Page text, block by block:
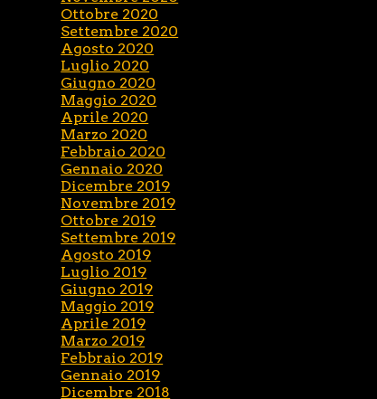
Ottobre 2020
Settembre 2020
Agosto 2020
Luglio 2020
Giugno 2020
Maggio 2020
Aprile 2020
Marzo 2020
Febbraio 2020
Gennaio 2020
Dicembre 2019
Novembre 2019
Ottobre 2019
Settembre 2019
Agosto 2019
Luglio 2019
Giugno 2019
Maggio 2019
Aprile 2019
Marzo 2019
Febbraio 2019
Gennaio 2019
Dicembre 2018